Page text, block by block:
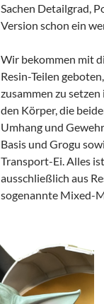
Sachen Detailgrad,
Version schon ein
Wir bekommen mit
Resin-Teilen
zusammen zu
den Körper, die
Umhang und
Basis und Grogu
Transport-Ei. Alles
ausschließlich aus
sogenannte Mixed-